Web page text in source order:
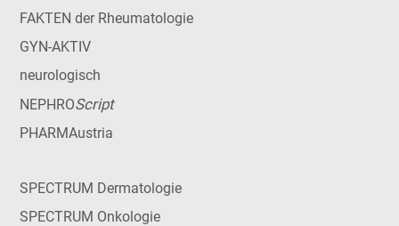
FAKTEN der Rheumatologie
GYN-AKTIV
neurologisch
NEPHROScript
PHARMAustria
SPECTRUM Dermatologie
SPECTRUM Onkologie